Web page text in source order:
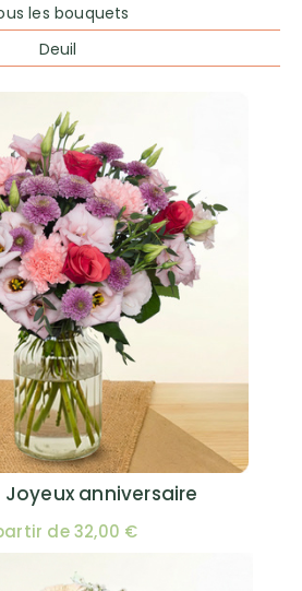
les bouquets
Deuil
anniversaire
de 32,00 €